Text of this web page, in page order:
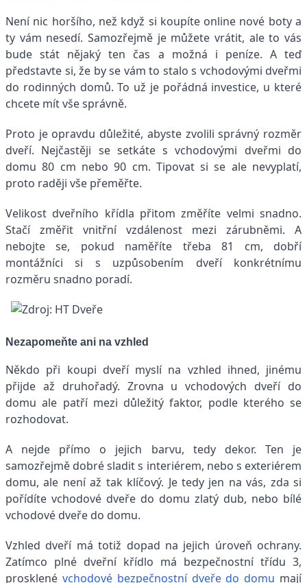
Není nic horšího, než když si koupíte online nové boty a
ty vám nesedí. Samozřejmě je můžete vrátit, ale to vás
bude stát nějaký ten čas a možná i peníze. A teď
představte si, že by se vám to stalo s vchodovými dveřmi
do rodinných domů. To už je pořádná investice, u které
chcete mít vše správně.
Proto je opravdu důležité, abyste zvolili správný rozměr
dveří. Nejčastěji se setkáte s vchodovými dveřmi do
domu 80 cm nebo 90 cm. Tipovat si se ale nevyplatí,
proto raději vše přeměřte.
Velikost dveřního křídla přitom změříte velmi snadno.
Stačí změřit vnitřní vzdálenost mezi zárubněmi. A
nebojte se, pokud naměříte třeba 81 cm, dobří
montážníci si s uzpůsobením dveří konkrétnímu
rozměru snadno poradí.
Nezapomeňte ani na vzhled
Někdo při koupi dveří myslí na vzhled ihned, jinému
přijde až druhořadý. Zrovna u vchodových dveří do
domu ale patří mezi důležitý faktor, podle kterého se
rozhodovat.
A nejde přímo o jejich barvu, tedy dekor. Ten je
samozřejmě dobré sladit s interiérem, nebo s exteriérem
domu, ale není až tak klíčový. Je tedy jen na vás, zda si
pořídíte vchodové dveře do domu zlatý dub, nebo bílé
vchodové dveře do domu.
Vzhled dveří má totiž dopad na jejich úroveň ochrany.
Zatímco plné dveřní křídlo má bezpečnostní třídu 3,
prosklené vchodové bezpečnostní dveře do domu mají